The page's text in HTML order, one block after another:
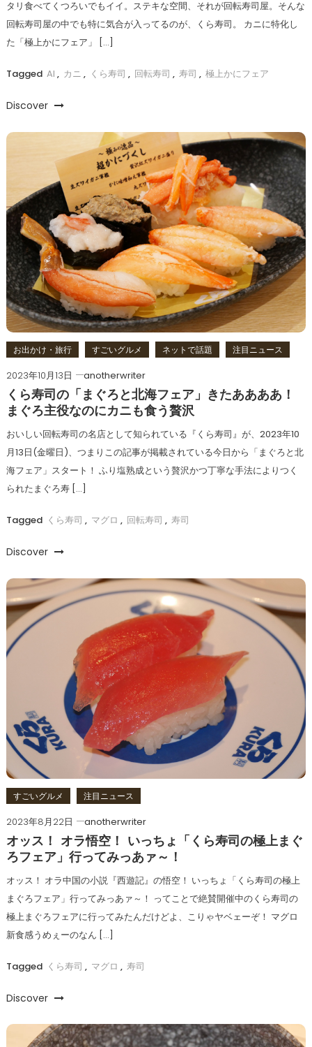
タリ食べてくつろいでもイイ。ステキな空間、それが回転寿司屋。そんな
回転寿司屋の中でも特に気合が入ってるのが、くら寿司。 カニに特化し
た「極上かにフェア」 […]
Tagged AI , カニ , くら寿司 , 回転寿司 , 寿司 , 極上かにフェア
Discover
お出かけ・旅行 すごいグルメ ネットで話題 注目ニュース
2023年10月13日
anotherwriter
くら寿司の「まぐろと北海フェア」きたああああ！
まぐろ主役なのにカニも食う贅沢
おいしい回転寿司の名店として知られている『くら寿司』が、2023年10
月13日(金曜日)、つまりこの記事が掲載されている今日から「まぐろと北
海フェア」スタート！ ふり塩熟成という贅沢かつ丁寧な手法によりつく
られたまぐろ寿 […]
Tagged くら寿司 , マグロ , 回転寿司 , 寿司
Discover
すごいグルメ 注目ニュース
2023年8月22日
anotherwriter
オッス！ オラ悟空！ いっちょ「くら寿司の極上まぐ
ろフェア」行ってみっあァ～！
オッス！ オラ中国の小説『西遊記』の悟空！ いっちょ「くら寿司の極上
まぐろフェア」行ってみっあァ～！ ってことで絶賛開催中のくら寿司の
極上まぐろフェアに行ってみたんだけどよ、こりゃヤベェーぞ！ マグロ
新食感うめぇーのなん […]
Tagged くら寿司 , マグロ , 寿司
Discover